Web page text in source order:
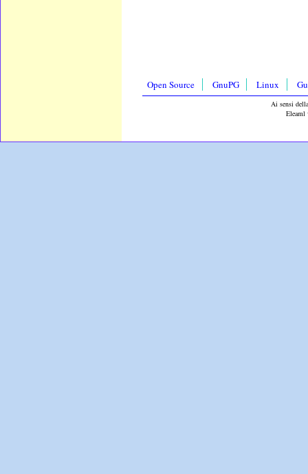
Open Source GnuPG Linux
Ai sensi
Eleaml